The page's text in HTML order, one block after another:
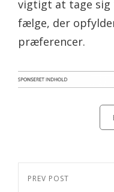
vigtigt at tage
fælge, der
præferencer.
Previous
PREV POST